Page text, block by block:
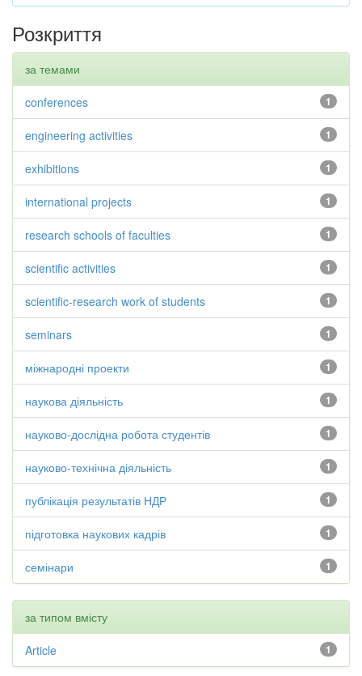
Розкриття
за темами
1
conferences
1
engineering activities
1
exhibitions
1
international projects
1
research schools of faculties
1
scientific activities
1
scientific-research work of students
1
seminars
1
міжнародні проекти
1
наукова діяльність
1
науково-дослідна робота студентів
1
науково-технічна діяльність
1
публікація результатів НДР
1
підготовка наукових кадрів
1
семінари
за типом вмісту
1
Article